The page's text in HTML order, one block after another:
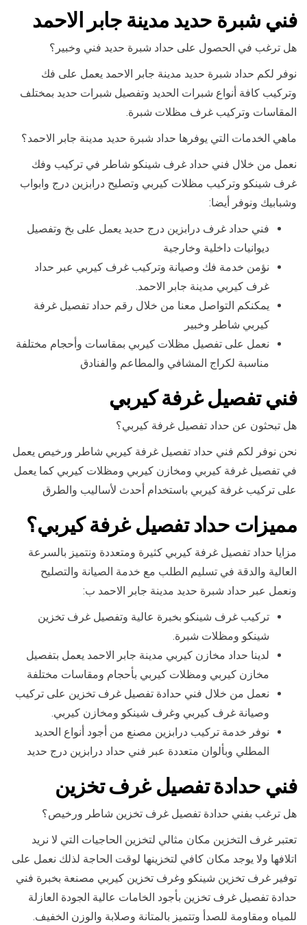
فني شبرة حديد مدينة جابر الاحمد
هل ترغب في الحصول على حداد شبرة حديد فني وخبير؟
نوفر لكم حداد شبرة حديد مدينة جابر الاحمد يعمل على فك
وتركيب كافة أنواع شبرات الحديد وتفصيل شبرات حديد بمختلف
المقاسات وتركيب غرف مظلات شبرة.
ماهي الخدمات التي يوفرها حداد شبرة حديد مدينة جابر الاحمد؟
نعمل من خلال فني حداد غرف شينكو شاطر في تركيب وفك
غرف شينكو وتركيب مظلات كيربي وتصليح درابزين درج وابواب
وشبابيك ونوفر أيضا:
فني حداد غرف درابزين درج حديد يعمل على بخ وتفصيل
ديوانيات داخلية وخارجية
نؤمن خدمة فك وصيانة وتركيب غرف كيربي عبر حداد
غرف كيربي مدينة جابر الاحمد.
يمكنكم التواصل معنا من خلال رقم حداد تفصيل غرفة
كيربي شاطر وخبير
نعمل على تفصيل مظلات كيربي بمقاسات وأحجام مختلفة
مناسبة لكراج المشافي والمطاعم والفنادق
فني تفصيل غرفة كيربي
هل تبحثون عن حداد تفصيل غرفة كيربي؟
نحن نوفر لكم فني حداد تفصيل غرفة كيربي شاطر ورخيص يعمل
في تفصيل غرفة كيربي ومخازن كيربي ومظلات كيربي كما يعمل
على تركيب غرفة كيربي باستخدام أحدث لأساليب والطرق
مميزات حداد تفصيل غرفة كيربي؟
مزايا حداد تفصيل غرفة كيربي كثيرة ومتعددة ونتميز بالسرعة
العالية والدقة في تسليم الطلب مع خدمة الصيانة والتصليح
ونعمل عبر حداد شبرة حديد مدينة جابر الاحمد ب:
تركيب غرف شينكو بخبرة عالية وتفصيل غرف تخزين
شينكو ومظلات شبرة.
لدينا حداد مخازن كيربي مدينة جابر الاحمد يعمل بتفصيل
مخازن كيربي ومظلات كيربي بأحجام ومقاسات مختلفة
نعمل من خلال فني حدادة تفصيل غرف تخزين على تركيب
وصيانة غرف كيربي وغرف شينكو ومخازن كيربي.
نوفر خدمة تركيب درابزين مصنع من أجود أنواع الحديد
المطلي وبألوان متعددة عبر فني حداد درابزين درج حديد
فني حدادة تفصيل غرف تخزين
هل ترغب بفني حدادة تفصيل غرف تخزين شاطر ورخيص؟
تعتبر غرف التخزين مكان مثالي لتخزين الحاجيات التي لا نريد
اتلافها ولا يوجد مكان كافي لتخزينها لوقت الحاجة لذلك نعمل على
توفير غرف تخزين شينكو وغرف تخزين كيربي مصنعة بخبرة فني
حدادة تفصيل غرف تخزين بأجود الخامات عالية الجودة العازلة
للمياه ومقاومة للصدأ وتتميز بالمتانة وصلابة والوزن الخفيف.